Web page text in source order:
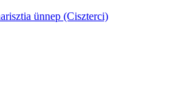
ünnep (Ciszterci)